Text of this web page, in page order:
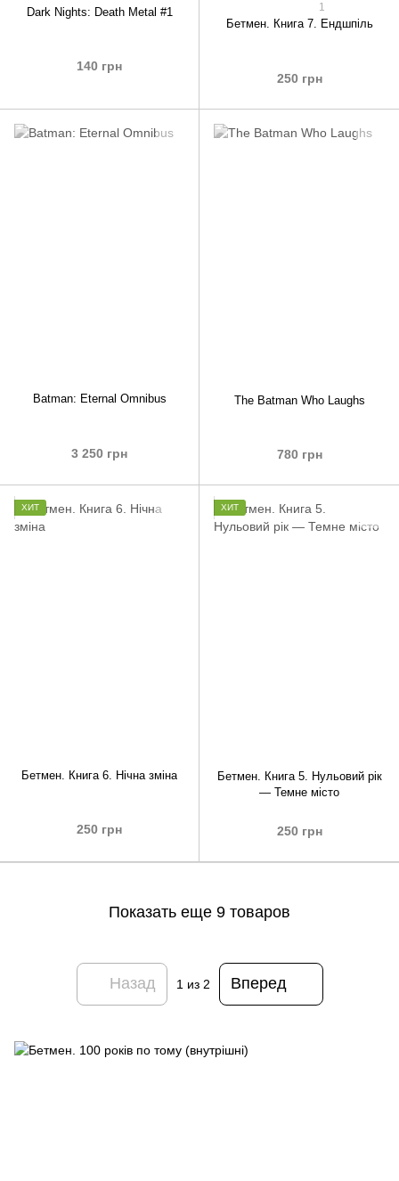
Dark Nights: Death Metal #1
140 грн
1
Бетмен. Книга 7. Ендшпіль
250 грн
Batman: Eternal Omnibus
3 250 грн
The Batman Who Laughs
780 грн
ХИТ
Бетмен. Книга 6. Нічна зміна
250 грн
ХИТ
Бетмен. Книга 5. Нульовий рік
— Темне місто
250 грн
Показать еще 9 товаров
Назад 1 из 2 Вперед